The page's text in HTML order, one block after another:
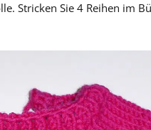
Stricken Sie 4 Reihen im